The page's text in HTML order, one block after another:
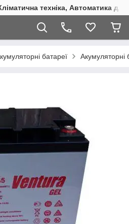
техніка, Автоматика
батареї Акумуляторні